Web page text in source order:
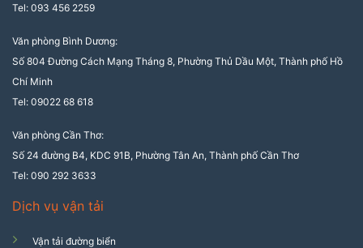
Tel: 093 456 2259
Văn phòng Bình Dương:
Số 804 Đường Cách Mạng Tháng 8, Phường Thủ Dầu Một, Thành phố Hồ
Chí Minh
Tel: 09022 68 618
Văn phòng Cần Thơ:
Số 24 đường B4, KDC 91B, Phường Tân An, Thành phố Cần Thơ
Tel: 090 292 3633
Dịch vụ vận tải
Vận tải đường biển